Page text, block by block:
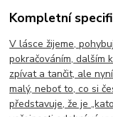
Kompletní
V lásce žijeme,
pokračováním, dalším
zpívat a tančit, ale
malý, neboť to, co si
představuje, že je